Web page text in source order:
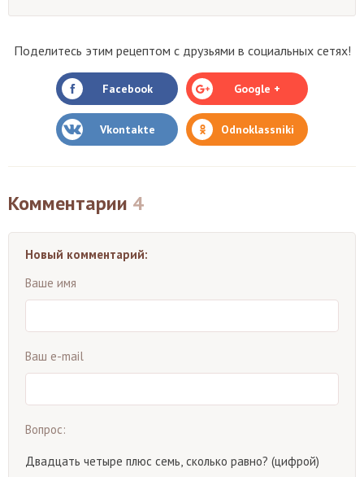
Поделитесь этим рецептом с друзьями в социальных сетях!
Facebook Google +
Vkontakte Odnoklassniki
Комментарии 4
Новый комментарий:
Ваше имя
Ваш e-mail
Вопрос:
Двадцать четыре плюс семь, сколько равно? (цифрой)